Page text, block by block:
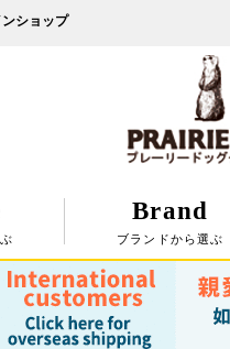
ショップ
Brand
ブランドから選ぶ